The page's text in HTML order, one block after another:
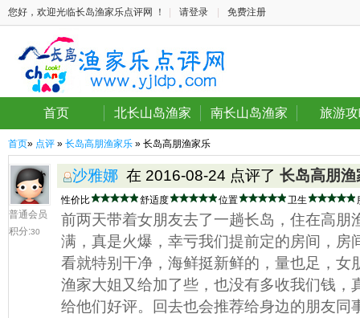
您好，欢迎光临长岛渔家乐点评网 ！ 请登录 免费注册
首页 北长山岛渔家 南长山岛渔家 旅游
首页» 点评 » 长岛高朋渔家乐 » 长岛高朋渔家乐
普通会员
积分:30
沙雅娜 在 2016-08-24 点评了 长岛高朋渔
性价比 舒适度 位置 卫生
前两天带着女朋友去了一趟长岛，住在高朋
满，真是火爆，幸亏我们提前定的房间，房
看就特别干净，海鲜挺新鲜的，量也足，女
渔家大姐又给加了些，也没有多收我们钱，
给他们好评。回去也会推荐给身边的朋友同